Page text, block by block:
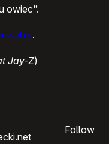
owiec”.
.
Jay-Z)
Follow